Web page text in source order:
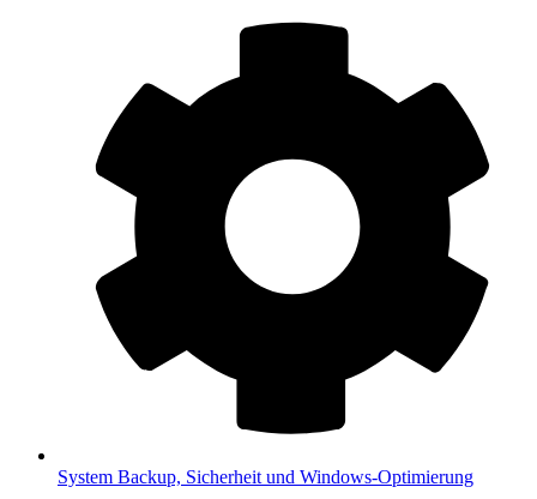
System Backup, Sicherheit und Windows-Optimierung